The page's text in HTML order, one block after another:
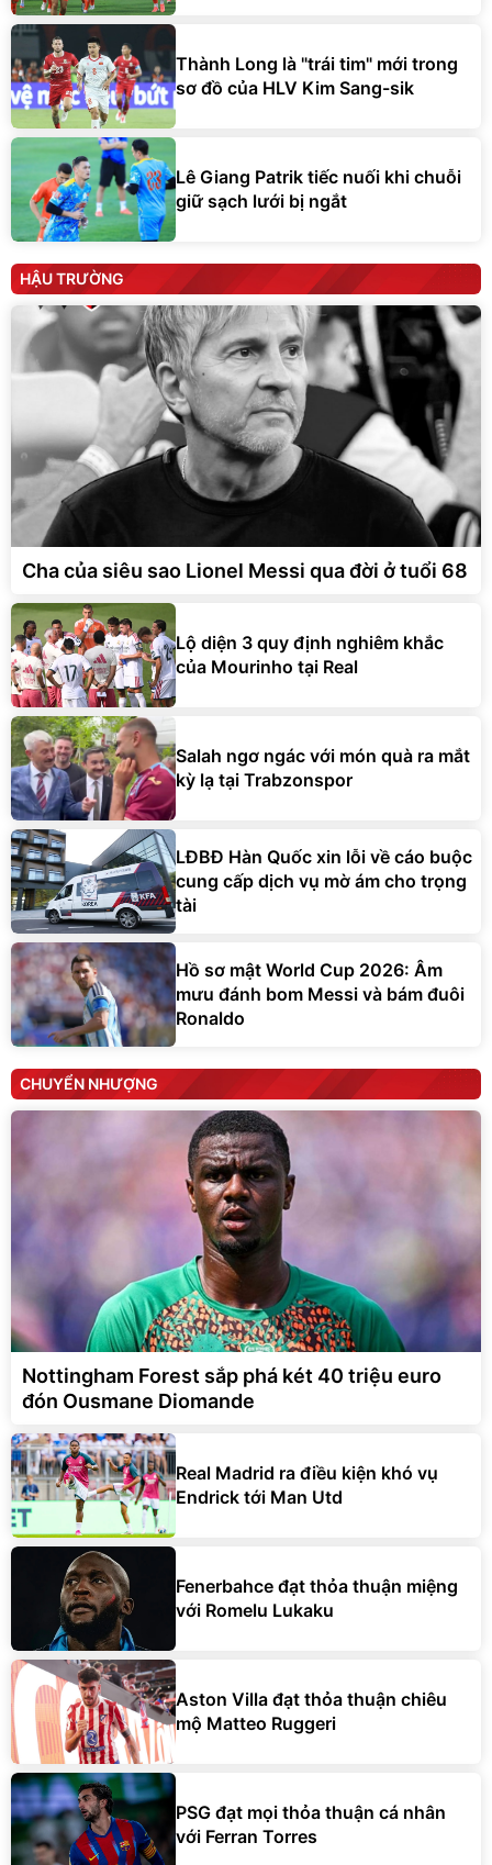
Thành Long là "trái tim" mới trong
sơ đồ của HLV Kim Sang-sik
Lê Giang Patrik tiếc nuối khi chuỗi
giữ sạch lưới bị ngắt
HẬU TRƯỜNG
Cha của siêu sao Lionel Messi qua đời ở tuổi 68
Lộ diện 3 quy định nghiêm khắc
của Mourinho tại Real
Salah ngơ ngác với món quà ra mắt
kỳ lạ tại Trabzonspor
LĐBĐ Hàn Quốc xin lỗi về cáo buộc
cung cấp dịch vụ mờ ám cho trọng
tài
Hồ sơ mật World Cup 2026: Âm
mưu đánh bom Messi và bám đuôi
Ronaldo
CHUYỂN NHƯỢNG
Nottingham Forest sắp phá két 40 triệu euro
đón Ousmane Diomande
Real Madrid ra điều kiện khó vụ
Endrick tới Man Utd
Fenerbahce đạt thỏa thuận miệng
với Romelu Lukaku
Aston Villa đạt thỏa thuận chiêu
mộ Matteo Ruggeri
PSG đạt mọi thỏa thuận cá nhân
với Ferran Torres